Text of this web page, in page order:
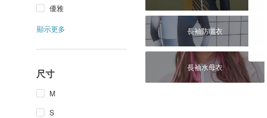
優雅
顯示更多
尺寸
M
S
長袖防曬衣
長袖水母衣